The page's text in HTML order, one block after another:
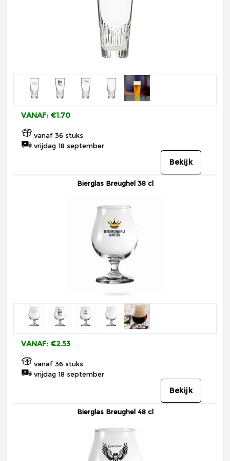
VANAF: €1.70
vanaf 36 stuks
vrijdag 18 september
Bekijk
Bierglas Breughel 38 cl
VANAF: €2.53
vanaf 36 stuks
vrijdag 18 september
Bekijk
Bierglas Breughel 48 cl